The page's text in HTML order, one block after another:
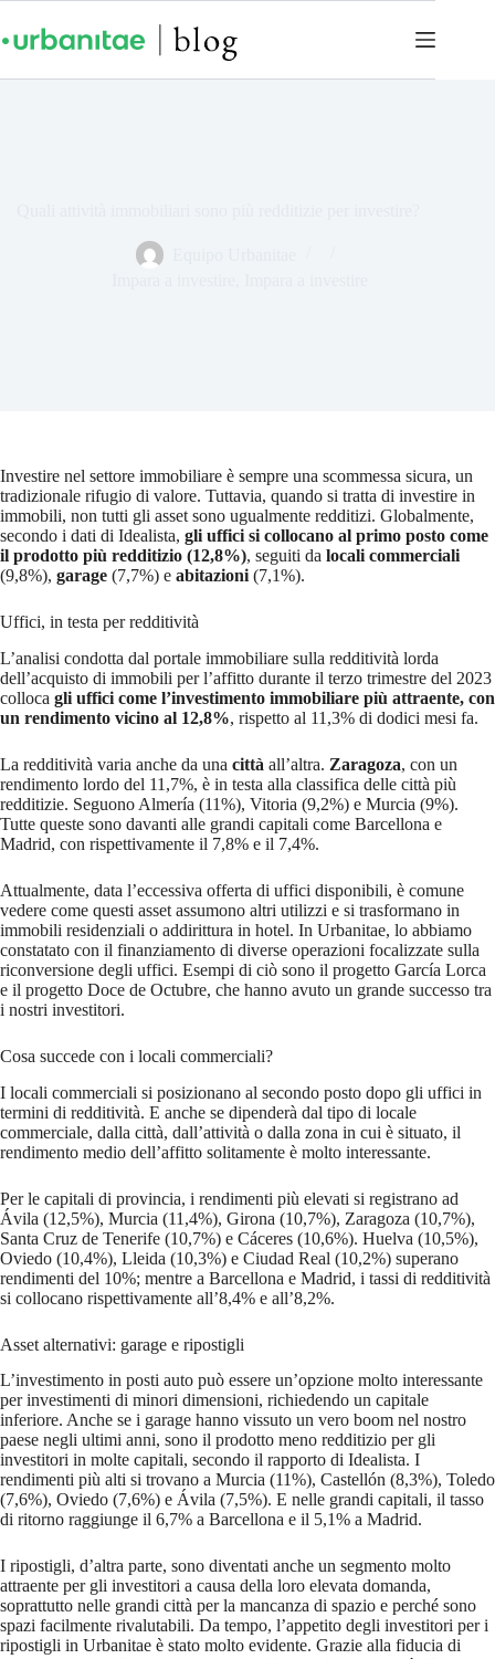
Investire nel settore immobiliare è sempre una scommessa sicura, un
tradizionale rifugio di valore. Tuttavia, quando si tratta di investire in
immobili, non tutti gli asset sono ugualmente redditizi. Globalmente,
secondo i dati di Idealista, gli uffici si collocano al primo posto come
il prodotto più redditizio (12,8%), seguiti da locali commerciali
(9,8%), garage (7,7%) e abitazioni (7,1%).
Uffici, in testa per redditività
L’analisi condotta dal portale immobiliare sulla redditività lorda
dell’acquisto di immobili per l’affitto durante il terzo trimestre del 2023
colloca gli uffici come l’investimento immobiliare più attraente, con
un rendimento vicino al 12,8%, rispetto al 11,3% di dodici mesi fa.
La redditività varia anche da una città all’altra. Zaragoza, con un
rendimento lordo del 11,7%, è in testa alla classifica delle città più
redditizie. Seguono Almería (11%), Vitoria (9,2%) e Murcia (9%).
Tutte queste sono davanti alle grandi capitali come Barcellona e
Madrid, con rispettivamente il 7,8% e il 7,4%.
Attualmente, data l’eccessiva offerta di uffici disponibili, è comune
vedere come questi asset assumono altri utilizzi e si trasformano in
immobili residenziali o addirittura in hotel. In Urbanitae, lo abbiamo
constatato con il finanziamento di diverse operazioni focalizzate sulla
riconversione degli uffici. Esempi di ciò sono il progetto García Lorca
e il progetto Doce de Octubre, che hanno avuto un grande successo tra
i nostri investitori.
Cosa succede con i locali commerciali?
I locali commerciali si posizionano al secondo posto dopo gli uffici in
termini di redditività. E anche se dipenderà dal tipo di locale
commerciale, dalla città, dall’attività o dalla zona in cui è situato, il
rendimento medio dell’affitto solitamente è molto interessante.
Per le capitali di provincia, i rendimenti più elevati si registrano ad
Ávila (12,5%), Murcia (11,4%), Girona (10,7%), Zaragoza (10,7%),
Santa Cruz de Tenerife (10,7%) e Cáceres (10,6%). Huelva (10,5%),
Oviedo (10,4%), Lleida (10,3%) e Ciudad Real (10,2%) superano
rendimenti del 10%; mentre a Barcellona e Madrid, i tassi di redditività
si collocano rispettivamente all’8,4% e all’8,2%.
Asset alternativi: garage e ripostigli
L’investimento in posti auto può essere un’opzione molto interessante
per investimenti di minori dimensioni, richiedendo un capitale
inferiore. Anche se i garage hanno vissuto un vero boom nel nostro
paese negli ultimi anni, sono il prodotto meno redditizio per gli
investitori in molte capitali, secondo il rapporto di Idealista. I
rendimenti più alti si trovano a Murcia (11%), Castellón (8,3%), Toledo
(7,6%), Oviedo (7,6%) e Ávila (7,5%). E nelle grandi capitali, il tasso
di ritorno raggiunge il 6,7% a Barcellona e il 5,1% a Madrid.
I ripostigli, d’altra parte, sono diventati anche un segmento molto
attraente per gli investitori a causa della loro elevata domanda,
soprattutto nelle grandi città per la mancanza di spazio e perché sono
spazi facilmente rivalutabili. Da tempo, l’appetito degli investitori per i
ripostigli in Urbanitae è stato molto evidente. Grazie alla fiducia di